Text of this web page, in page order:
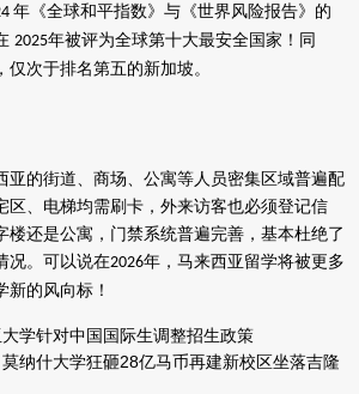
年《全球和平指数》与《世界风险报告》的
2025年被评为全球第十大最安全国家！同
次于排名第五的新加坡。
亚的街道、商场、公寓等人员密集区域普遍配
区、电梯均需刷卡，外来访客也必须登记信
楼还是公寓，门禁系统普遍完善，基本杜绝了
况。可以说在2026年，马来西亚留学将被更多
新的风向标！
学针对中国国际生调整招生政策
纳什大学狂砸28亿马币再建新校区坐落吉隆